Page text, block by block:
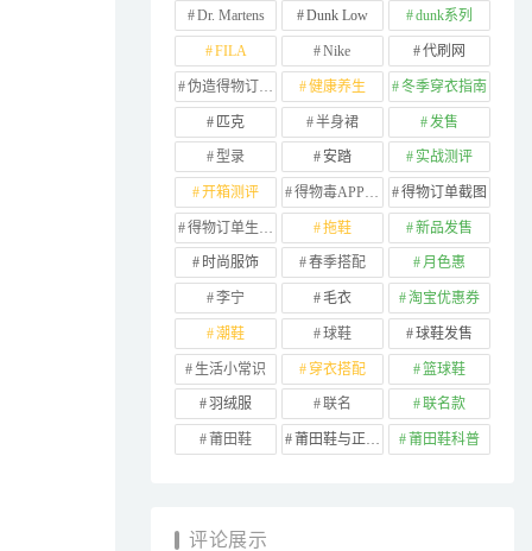
Dr. Martens Dunk Low dunk系列
FILA Nike 代刷网
伪造得物订单截图 健康养生 冬季穿衣指南
匹克 半身裙 发售
型录 安踏 实战测评
开箱测评 得物毒APP订单 得物订单截图
得物订单生成器 拖鞋 新品发售
时尚服饰 春季搭配 月色惠
李宁 毛衣 淘宝优惠券
潮鞋 球鞋 球鞋发售
生活小常识 穿衣搭配 篮球鞋
羽绒服 联名 联名款
莆田鞋 莆田鞋与正品对比 莆田鞋科普
评论展示